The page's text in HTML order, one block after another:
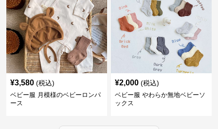
¥3,580 (税込)
ベビー服 月模様のベビーロンパ
ース
(税込)
ベビー服 やわらか無地ベビーソ
ックス